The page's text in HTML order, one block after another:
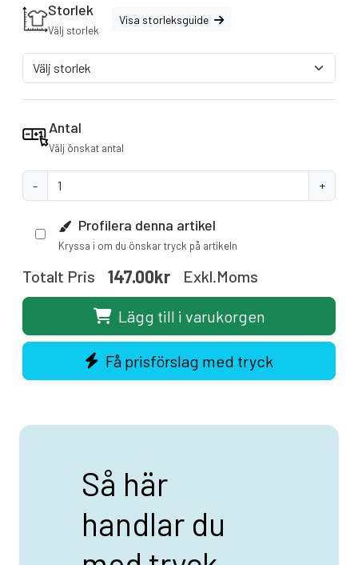
Storlek
Välj storlek
Visa storleksguide
Antal
Välj önskat antal
- +
Profilera denna artikel
Kryssa i om du önskar tryck på artikeln
Totalt Pris 147.00kr Exkl.moms
Lägg till i varukorgen
Få prisförslag med tryck
Så här
handlar du